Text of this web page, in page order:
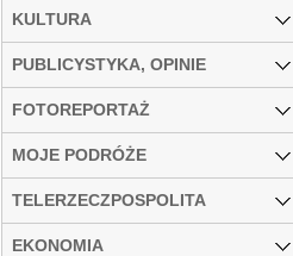
KULTURA
PUBLICYSTYKA, OPINIE
FOTOREPORTAŻ
MOJE PODRÓŻE
TELERZECZPOSPOLITA
EKONOMIA